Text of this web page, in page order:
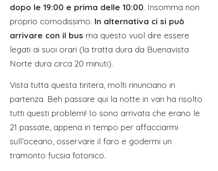
dopo le 19:00 e prima delle 10:00. Insomma non
proprio comodissimo. In alternativa ci si può
arrivare con il bus ma questo vuol dire essere
legati ai suoi orari (la tratta dura da Buenavista
Norte dura circa 20 minuti).
Vista tutta questa tiritera, molti rinunciano in
partenza. Beh passare qui la notte in van ha risolto
tutti questi problemi! Io sono arrivata che erano le
21 passate, appena in tempo per affacciarmi
sull’oceano, osservare il faro e godermi un
tramonto fucsia fotonico.